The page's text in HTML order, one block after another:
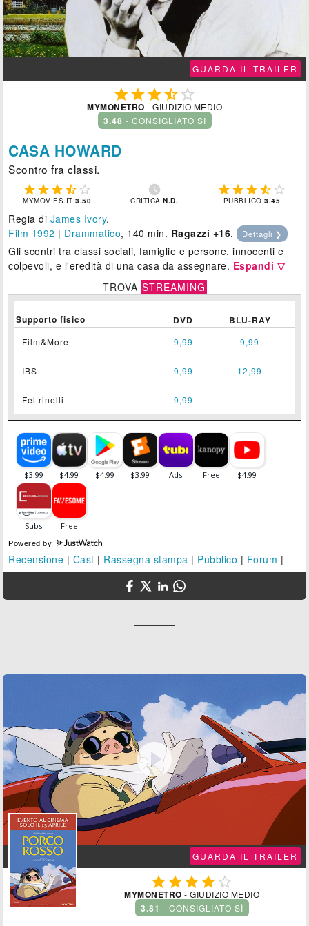
GUARDA IL TRAILER
 
MYMONETRO - GIUDIZIO MEDIO
3.48 - CONSIGLIATO SÌ
CASA HOWARD
Scontro fra classi.
    
MYMOVIES.IT3.50

CRITICAN.D.
    
PUBBLICO3.45
Regia di James Ivory.
Film 1992 | Drammatico, 140 min. Ragazzi +16. Dettagli ❯
Gli scontri tra classi sociali, famiglie e persone, innocenti e
colpevoli, e l'eredità di una casa da assegnare. Espandi ▽
TROVA STREAMING
Supporto fisico DVD BLU-RAY
Film&More 9,99 9,99
IBS 9,99 12,99
Feltrinelli 9,99 -
Powered by
Recensione | Cast | Rassegna stampa | Pubblico | Forum |

GUARDA IL TRAILER
 
MYMONETRO - GIUDIZIO MEDIO
3.81 - CONSIGLIATO SÌ